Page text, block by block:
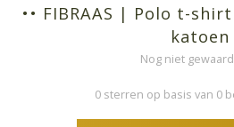
•• FIBRAAS | Polo t-
katoen
Nog niet
0 sterren op basis van 0